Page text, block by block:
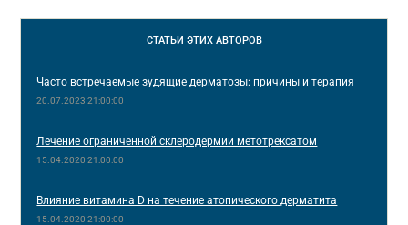
СТАТЬИ ЭТИХ АВТОРОВ
Часто встречаемые зудящие дерматозы: причины и терапия
20.07.2023 21:00:00
Лечение ограниченной склеродермии метотрексатом
15.04.2020 21:00:00
Влияние витамина D на течение атопического дерматита
15.04.2020 21:00:00